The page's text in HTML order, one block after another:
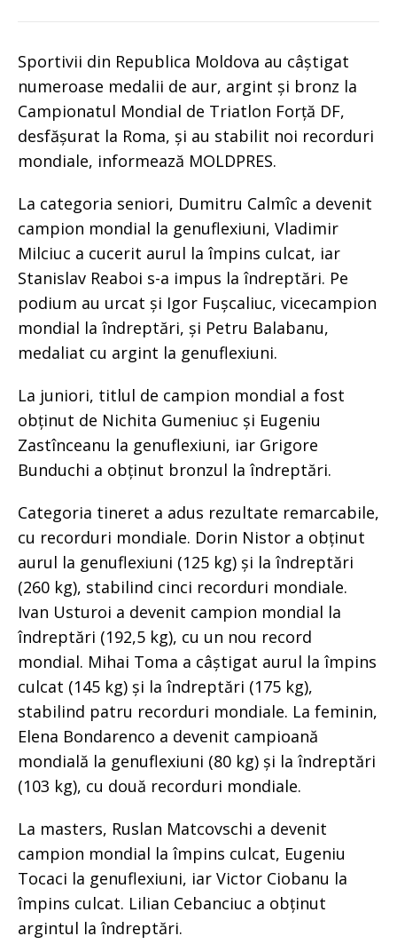
Sportivii din Republica Moldova au câștigat
numeroase medalii de aur, argint și bronz la
Campionatul Mondial de Triatlon Forță DF,
desfășurat la Roma, și au stabilit noi recorduri
mondiale, informează MOLDPRES.
La categoria seniori, Dumitru Calmîc a devenit
campion mondial la genuflexiuni, Vladimir
Milciuc a cucerit aurul la împins culcat, iar
Stanislav Reaboi s-a impus la îndreptări. Pe
podium au urcat și Igor Fușcaliuc, vicecampion
mondial la îndreptări, și Petru Balabanu,
medaliat cu argint la genuflexiuni.
La juniori, titlul de campion mondial a fost
obținut de Nichita Gumeniuc și Eugeniu
Zastînceanu la genuflexiuni, iar Grigore
Bunduchi a obținut bronzul la îndreptări.
Categoria tineret a adus rezultate remarcabile,
cu recorduri mondiale. Dorin Nistor a obținut
aurul la genuflexiuni (125 kg) și la îndreptări
(260 kg), stabilind cinci recorduri mondiale.
Ivan Usturoi a devenit campion mondial la
îndreptări (192,5 kg), cu un nou record
mondial. Mihai Toma a câștigat aurul la împins
culcat (145 kg) și la îndreptări (175 kg),
stabilind patru recorduri mondiale. La feminin,
Elena Bondarenco a devenit campioană
mondială la genuflexiuni (80 kg) și la îndreptări
(103 kg), cu două recorduri mondiale.
La masters, Ruslan Matcovschi a devenit
campion mondial la împins culcat, Eugeniu
Tocaci la genuflexiuni, iar Victor Ciobanu la
împins culcat. Lilian Cebanciuc a obținut
argintul la îndreptări.